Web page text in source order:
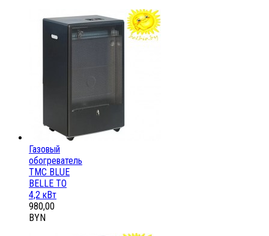
Газовый
обогреватель
ТМС BLUE
BELLE ТО
4,2 кВт
980,00
BYN